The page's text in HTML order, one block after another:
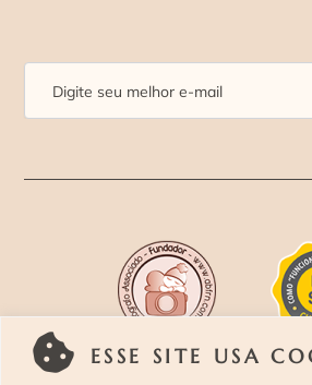
ESSE SITE USA